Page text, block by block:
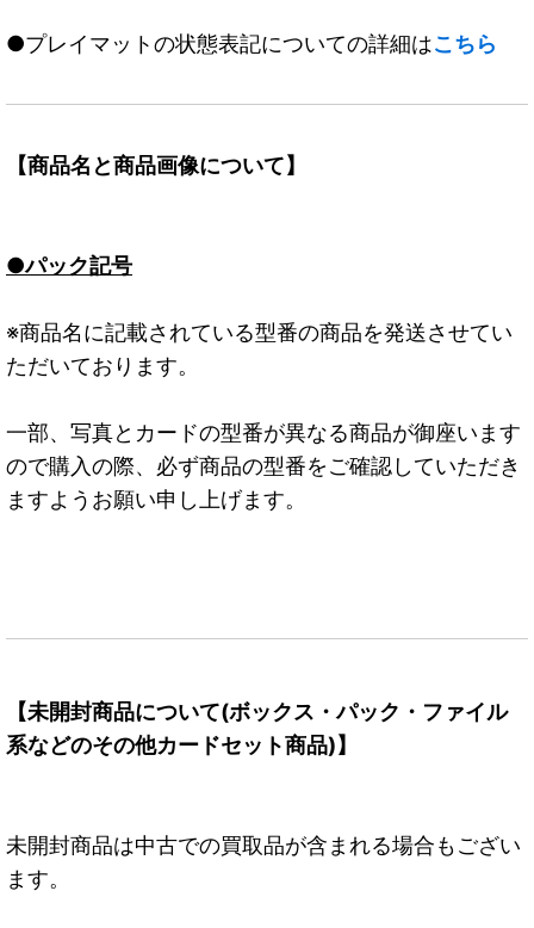
●プレイマットの状態表記についての詳細はこちら
【商品名と商品画像について】
●パック記号
※商品名に記載されている型番の商品を発送させてい
ただいております。
一部、写真とカードの型番が異なる商品が御座います
ので購入の際、必ず商品の型番をご確認していただき
ますようお願い申し上げます。
【未開封商品について(ボックス・パック・ファイル
系などのその他カードセット商品)】
未開封商品は中古での買取品が含まれる場合もござい
ます。